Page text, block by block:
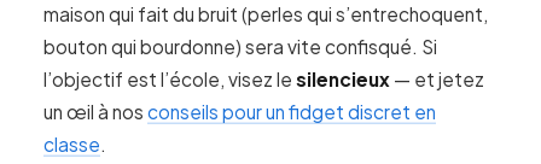
maison qui fait du bruit (perles qui s’entrechoquent,
bouton qui bourdonne) sera vite confisqué. Si
l’objectif est l’école, visez lesilencieux — et jetez
un œil à nosconseils pour un fidget discret en
classe